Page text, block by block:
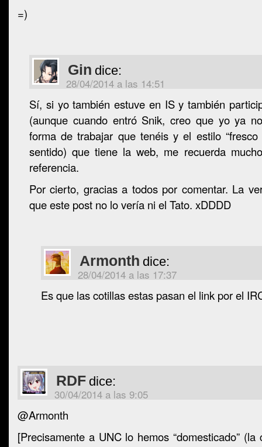
=)
Gin dice:
28/04/2014 a las 14:51
Sí, si yo también estuve en IS y también
(aunque cuando entró Snik, creo que yo ya
forma de trabajar que tenéis y el estilo
sentido) que tiene la web, me recuerda
referencia.
Por cierto, gracias a todos por comentar. La
que este post no lo vería ni el Tato. xDDDD
Armonth dice:
28/04/2014 a las 17:37
Es que las cotillas estas pasan el link por el
RDF dice:
30/04/2014 a las 9:05
@Armonth
[Precisamente a UNC lo hemos “domesticado”